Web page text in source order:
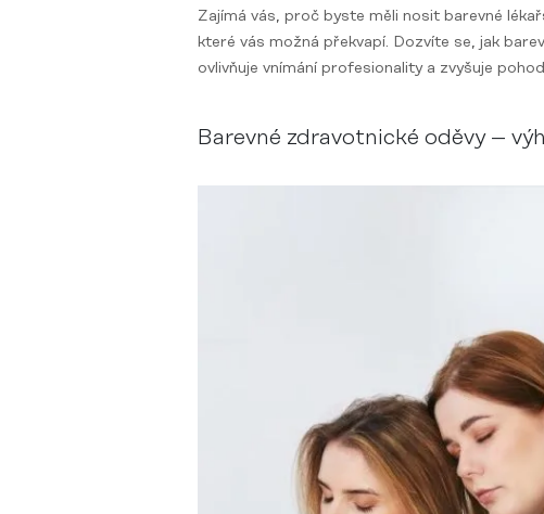
Zajímá vás, proč byste měli nosit barevné
které vás možná překvapí. Dozvíte se, jak
ovlivňuje vnímání profesionality a zvyšuje
Barevné zdravotnické oděvy –